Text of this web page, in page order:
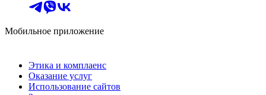
Мобильное приложение
Этика и комплаенс
Оказание услуг
Использование сайтов